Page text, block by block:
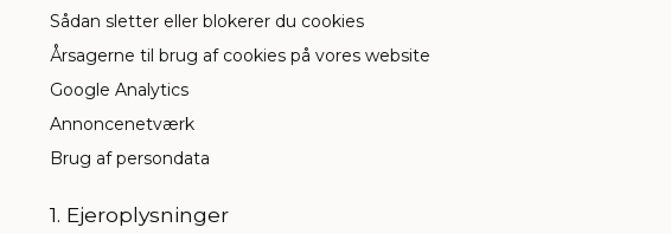
Sådan sletter eller blokerer du cookies
Årsagerne til brug af cookies på vores website
Google Analytics
Annoncenetværk
Brug af persondata
1. Ejeroplysninger